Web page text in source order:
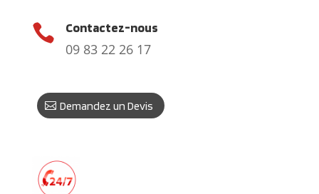
 Contactez-nous
09 83 22 26 17
Demandez un Devis